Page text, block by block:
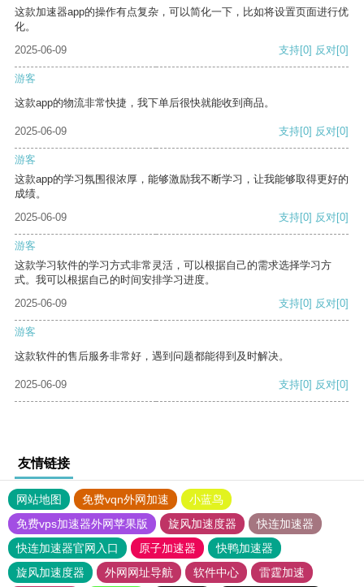
这款加速器app的操作有点复杂，可以简化一下，比如将设置页面进行优
化。
2025-06-09
支持[0] 反对[0]
游客
这款app的物流非常快捷，我下单后很快就能收到商品。
2025-06-09 支持[0] 反对[0]
游客
这款app的学习氛围很浓厚，能够激励我不断学习，让我能够取得更好的
成绩。
2025-06-09
支持[0] 反对[0]
游客
这款学习软件的学习方式非常灵活，可以根据自己的需求选择学习方
式。我可以根据自己的时间安排学习进度。
2025-06-09
支持[0] 反对[0]
游客
这款软件的售后服务非常好，遇到问题都能得到及时解决。
2025-06-09 支持[0] 反对[0]
友情链接
网站地图 免费vqn外网加速
小蓝鸟
免费vps加速器外网苹果版
旋风加速度器
快连加速器
快连加速器官网入口
原子加速器
快鸭加速器
旋风加速度器
外网网址导航 软件中心 雷霆加速